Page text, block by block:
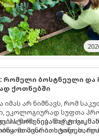
რომელი ბოსტნეული და
ქოთნებში
იმას არ ნიშნავს, რომ
ეკოლოგიურად სუფთა
პატარა აივანიც კი
მინი-ბოსტანი,
მოშენება მარტივი,
მთავარია იცოდეთ,